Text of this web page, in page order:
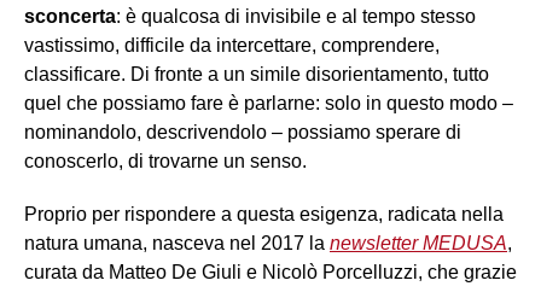
sconcerta: è qualcosa di invisibile e al tempo stesso
vastissimo, difficile da intercettare, comprendere,
classificare. Di fronte a un simile disorientamento, tutto
quel che possiamo fare è parlarne: solo in questo modo –
nominandolo, descrivendolo – possiamo sperare di
conoscerlo, di trovarne un senso.
Proprio per rispondere a questa esigenza, radicata nella
natura umana, nasceva nel 2017 la newsletter MEDUSA,
curata da Matteo De Giuli e Nicolò Porcelluzzi, che grazie